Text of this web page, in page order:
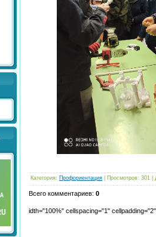
Категория: Профориентация Просмотров: 301
Всего комментариев: 0
idth="100%" cellspacing="1"